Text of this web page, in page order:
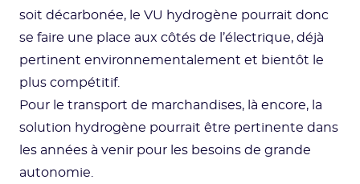
soit décarbonée, le VU hydrogène pourrait donc
se faire une place aux côtés de l’électrique, déjà
pertinent environnementalement et bientôt le
plus compétitif.
Pour le transport de marchandises, là encore, la
solution hydrogène pourrait être pertinente dans
les années à venir pour les besoins de grande
autonomie.